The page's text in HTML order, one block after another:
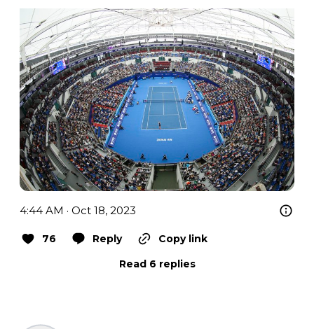
4:44 AM · Oct 18, 2023
76 Reply
Copy link
Read 6 replies